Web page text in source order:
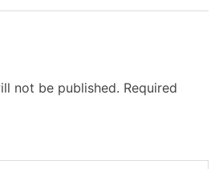
not be published. Required